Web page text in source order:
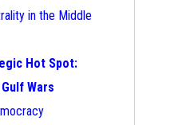
in the Middle
Hot Spot:
Wars